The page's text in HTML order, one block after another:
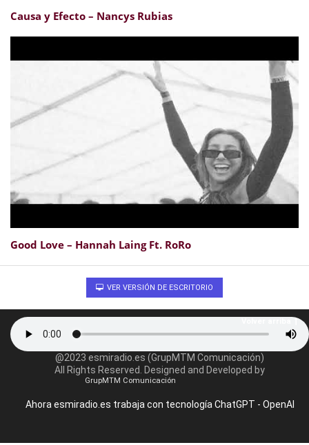
Causa y Efecto – Nancys Rubias
Good Love – Hannah Laing Ft. RoRo
VER VERSIÓN DE ESCRITORIO
@2023 esmiradio.es (GrupMTM Comunicación)
All Rights Reserved. Designed and Developed by
GrupMTM Comunicación
Ahora esmiradio.es trabaja con tecnología ChatGPT - OpenAI